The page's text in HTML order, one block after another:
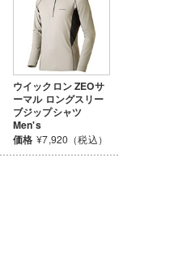
ウイックロン ZEOサ
ーマル ロングスリー
ブジップシャツ
Men's
価格 ¥7,920（税込）